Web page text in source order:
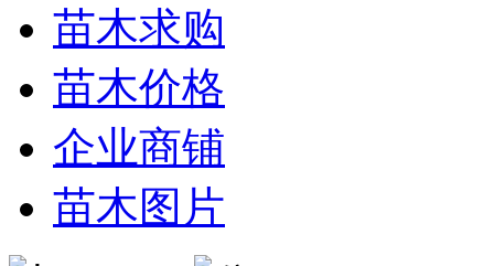
苗木求购
苗木价格
企业商铺
苗木图片